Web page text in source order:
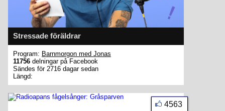
Stressade föräldrar
Program: Barnmorgon med Jonas
11756 delningar på Facebook
Sändes för 2716 dagar sedan
Längd:
4563